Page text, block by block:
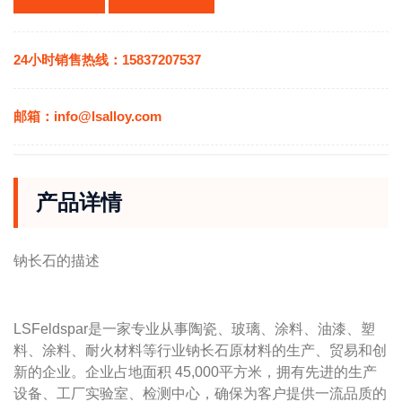
24小时销售热线：15837207537
邮箱：info@lsalloy.com
产品详情
钠长石的描述
LSFeldspar是一家专业从事陶瓷、玻璃、涂料、油漆、塑
料、涂料、耐火材料等行业钠长石原材料的生产、贸易和创
新的企业。企业占地面积 45,000平方米，拥有先进的生产
设备、工厂实验室、检测中心，确保为客户提供一流品质的